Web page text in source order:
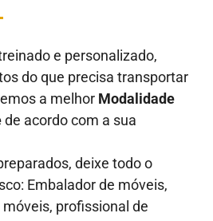
e personalizado,
do que precisa transportar
a melhor Modalidade
de acordo com a sua
deixe todo o
Embalador de móveis,
profissional de